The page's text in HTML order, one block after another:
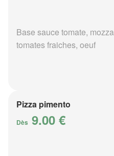
Base sauce tomate,
tomates fraiches, oeuf
Pizza pimento
Dès 9.00 €